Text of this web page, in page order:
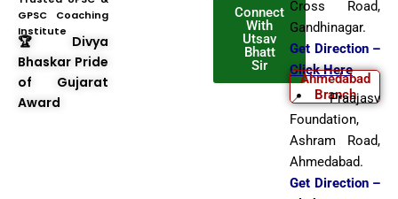
GPSC Coaching
Institute
🏆 Divya
Bhaskar Pride
of Gujarat
Award
g
r
a
m
b
e
Connect
With
Utsav
Bhatt
Sir
Cross Road,
Gandhinagar.
Get Direction –
Click Here
Ahmedabad
Branch
📍 Praajasv
Foundation,
Ashram Road,
Ahmedabad.
Get Direction –